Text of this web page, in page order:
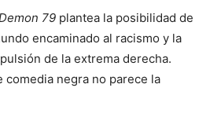
79 plantea la posibilidad de
encaminado al racismo y la
de la extrema derecha.
comedia negra no parece la